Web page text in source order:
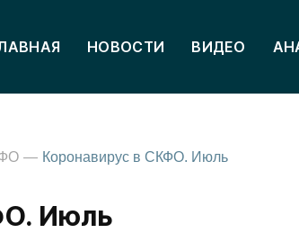
НОВОСТИ ВИДЕО
Коронавирус в СКФО. Июль
Июль